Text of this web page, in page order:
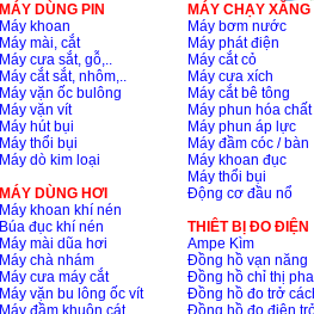
MÁY DÙNG PIN
Máy khoan
Máy mài, cắt
Máy cưa sắt, gỗ,..
Máy cắt sắt, nhôm,..
Máy vặn ốc bulông
Máy vặn vít
Máy hút bụi
Máy thổi bụi
Máy dò kim loại
MÁY DÙNG HƠI
Máy khoan khí nén
Búa đục khí nén
Máy mài dũa hơi
Máy chà nhám
Máy cưa máy cắt
Máy vặn bu lông ốc vít
Máy đầm khuôn cát
MÁY CHẠY
Máy bơm nước
Máy phát điện
Máy cắt cỏ
Máy cưa xích
Máy cắt bê tông
Máy phun hóa chất
Máy phun áp lực
Máy đầm cóc / bàn
Máy khoan đục
Máy thổi bụi
Động cơ đầu nổ
THIÊT BỊ ĐO ĐIỆN
Ampe Kìm
Đồng hồ vạn năng
Đồng hồ chỉ thị pha
Đồng hồ đo trở
Đồng hồ đo điện